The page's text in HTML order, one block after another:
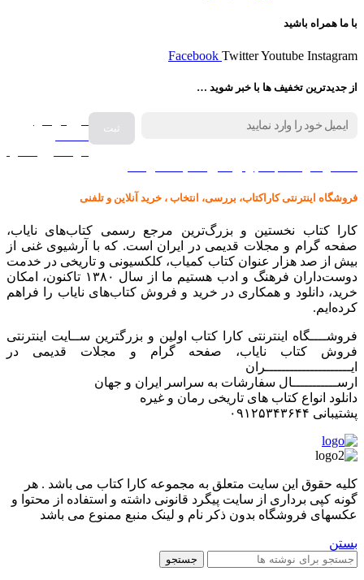
با ما همراه باشید
Facebook TwitterYoutube Instagram
از جدیدترین تخفیف ها با خبر شوید …
فروش انواع
فروشگاه اینترنتی کاراکتاب، بررسی، انتخاب ، خرید آنلاین و تلفنی
کارا کتاب نخستین و بزرگ‌ترین مرجع رسمی کتاب‌های نایاب،
صفحه گرام و مجلات قدیمی در ایران است. که با آرشیوی غنی از
بیش از صد هزار عنوان کتاب کمیاب، کلکسیونی و تاریخی در خدمت
دوست‌داران فرهنگ و ادب هستیم ما از سال ۱۳۸۰ تاکنون، امکان
خرید، دانلود و همکاری در خرید و فروش کتاب‌های نایاب را فراهم
کرده‌ایم.
فروشــــگاه اینترنتی کارا کتاب اولین و بزرگترین ســایت اینترنتی
فروش کتاب نایاب، صفحه گرام و مجلات قدیمی در
ایـــــــــــــــــــــران
ارســـــــــــال سفارشات به سراسر ایران و جهان
دانلود انواع کتاب های تاریخی رمان و غیره
پشتیبانی ۰۹۱۲۵۳۴۳۶۴۴
کليه حقوق اين سايت متعلق به مجموعه کارا کتاب می باشد . هر
گونه کپی برداری از سایت پیگرد قانونی داشته و استفاده از محتوا و
عکسهای فروشگاه بدون ذکر نام و لینک منبع ممنوع می باشد
بستن
جستجو